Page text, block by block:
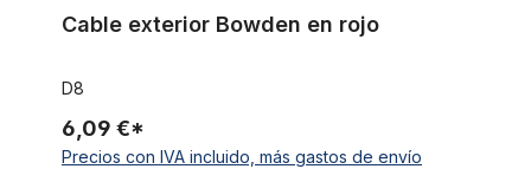
Cable exterior Bowden en rojo
D8
6,09 €*
Precios con IVA incluido, más gastos de envío